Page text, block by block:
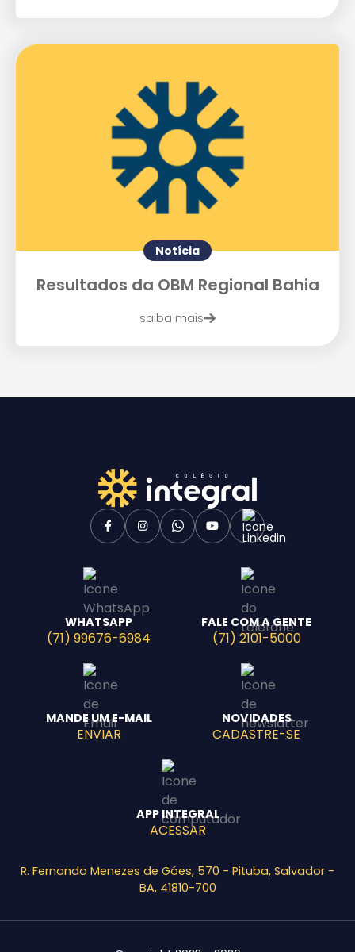
Notícia
Resultados da OBM Regional Bahia
saiba mais
WHATSAPP
(71) 99676-6984
FALE COM A GENTE
(71) 2101-5000
MANDE UM E-MAIL
ENVIAR
NOVIDADES
CADASTRE-SE
APP INTEGRAL
ACESSAR
R. Fernando Menezes de Góes, 570 - Pituba, Salvador -
BA, 41810-700